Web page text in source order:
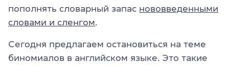
пополнять словарный запас нововведенными
словами и сленгом
Сегодня предлагаем остановиться на теме
биномиалов в английском языке. Это такие